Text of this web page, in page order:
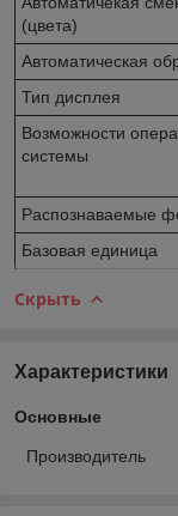
(цвета)
Автоматическая
Тип дисплея
Возможности
системы
Распознаваемые
Базовая единица
Скрыть
Характеристики
Основные
Производитель